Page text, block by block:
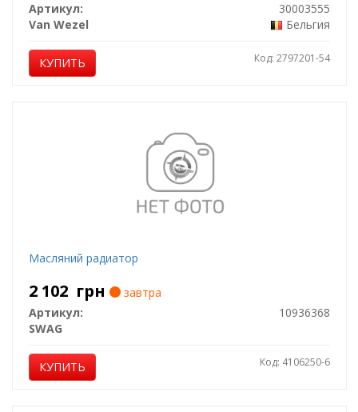
Артикул:
30003555
Van Wezel
Бельгия
КУПИТЬ Код: 2797201-54
Масляний радиатор
2 102 грн
завтра
Артикул:
10936368
SWAG
КУПИТЬ Код: 4106250-6